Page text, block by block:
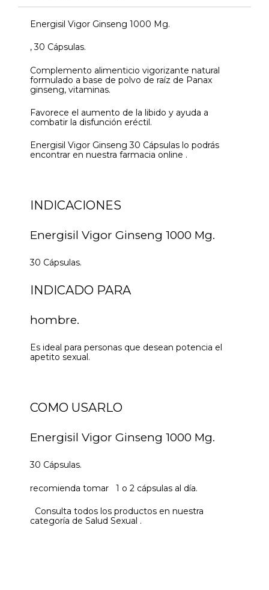
Energisil Vigor Ginseng 1000 Mg.
, 30 Cápsulas.
Complemento alimenticio vigorizante natural
formulado a base de polvo de raíz de Panax
ginseng, vitaminas.
Favorece el aumento de la libido y ayuda a
combatir la disfunción eréctil.
Energisil Vigor Ginseng 30 Cápsulas lo podrás
encontrar en nuestra farmacia online .
INDICACIONES
Energisil Vigor Ginseng 1000 Mg.
30 Cápsulas.
INDICADO PARA
hombre.
Es ideal para personas que desean potencia el
apetito sexual.
COMO USARLO
Energisil Vigor Ginseng 1000 Mg.
30 Cápsulas.
recomienda tomar 1 o 2 cápsulas al día.
Consulta todos los productos en nuestra
categoría de Salud Sexual .